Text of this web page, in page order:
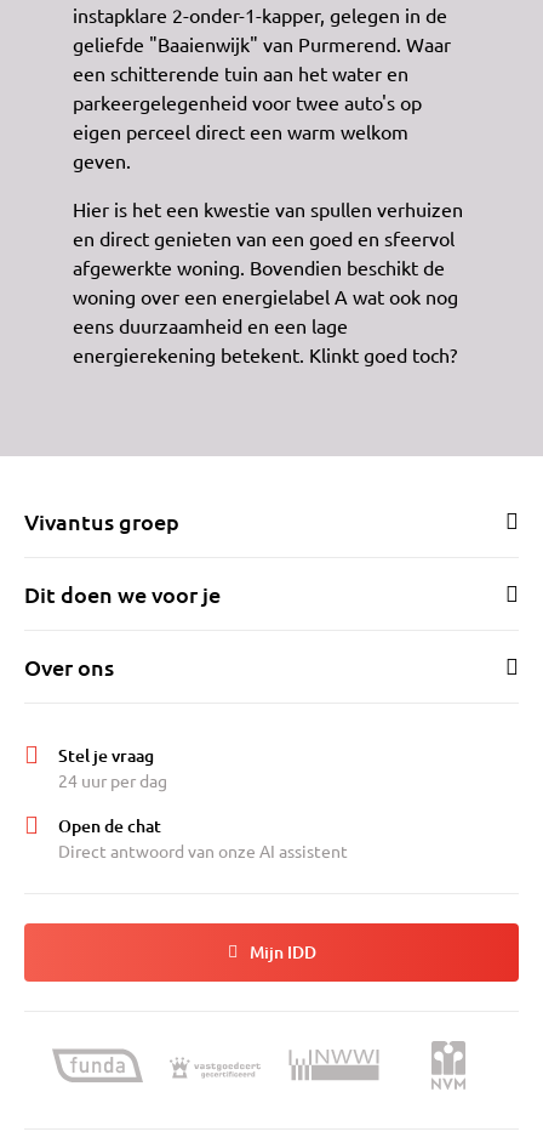
instapklare 2-onder-1-kapper, gelegen in de
geliefde "Baaienwijk" van Purmerend. Waar
een schitterende tuin aan het water en
parkeergelegenheid voor twee auto's op
eigen perceel direct een warm welkom
geven.
Hier is het een kwestie van spullen verhuizen
en direct genieten van een goed en sfeervol
afgewerkte woning. Bovendien beschikt de
woning over een energielabel A wat ook nog
eens duurzaamheid en een lage
energierekening betekent. Klinkt goed toch?
Vivantus groep
Dit doen we voor je
Over ons
Stel je vraag
24 uur per dag
Open de chat
Direct antwoord van onze AI assistent
Mijn IDD